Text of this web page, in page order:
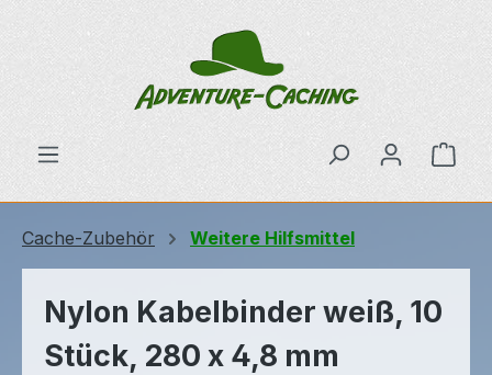
Zum Hauptinhalt springen
Cache-Zubehör Weitere Hilfsmittel
Nylon Kabelbinder weiß, 10
Stück, 280 x 4,8 mm